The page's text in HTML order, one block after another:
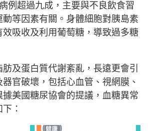
例超過九成，主要與不良飲食習
等因素有關。身體細胞對胰島素
效吸收及利用葡萄糖，導致過多糖
及蛋白質代謝紊亂，長遠更會引
官破壞，包括心血管、視網膜、
美國糖尿協會的提議，血糖異常
：